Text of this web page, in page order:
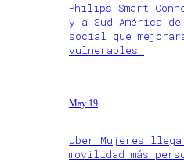
Philips Smart
y a Sud América
social que
vulnerables
May 19
Uber Mujeres
movilidad más